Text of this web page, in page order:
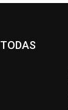
TODAS